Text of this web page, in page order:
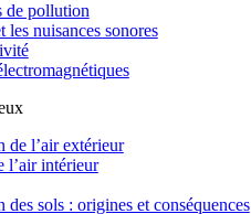
de pollution
les nuisances sonores
de l’air extérieur
l’air intérieur
sols : origines et conséquences